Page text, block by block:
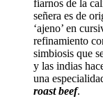
fiarnos de la
señera es de
‘ajeno’ en
refinamiento
simbiosis que
y las indias
una
roast beef.